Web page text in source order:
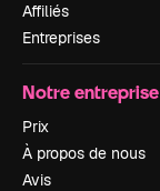
Affiliés
Entreprises
Notre entreprise
Prix
À propos de nous
Avis